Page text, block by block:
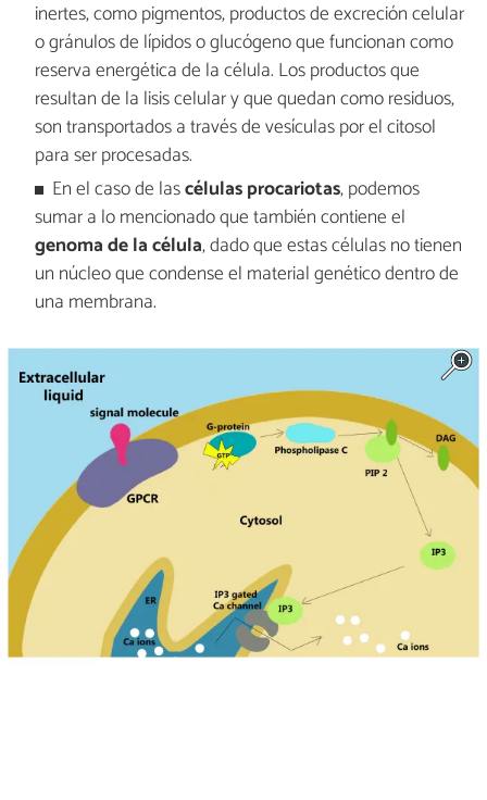
inertes, como pigmentos, productos de excreción celular
o gránulos de lípidos o glucógeno que funcionan como
reserva energética de la célula. Los productos que
resultan de la lisis celular y que quedan como residuos,
son transportados a través de vesículas por el citosol
para ser procesadas.
En el caso de lascélulas procariotas, podemos
sumar a lo mencionado que también contiene el
genoma de la célula, dado que estas células no tienen
un núcleo que condense el material genético dentro de
una membrana.